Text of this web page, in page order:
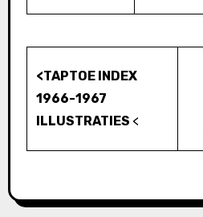
<TAPTOE INDEX
1966-1967
ILLUSTRATIES <